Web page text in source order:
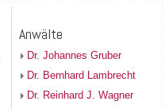
Anwälte
Dr. Johannes Gruber
Dr. Bernhard Lambrecht
Dr. Reinhard J. Wagner